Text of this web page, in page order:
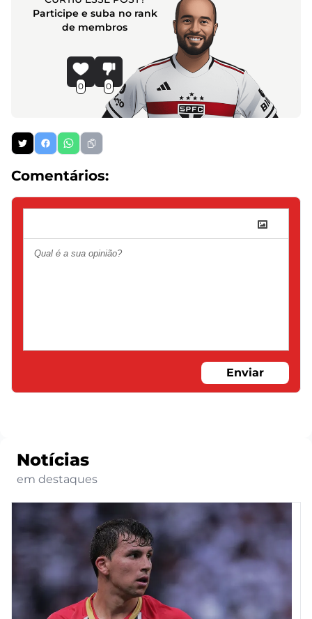
Participe e suba no rank
de membros
0 0
Comentários:
Enviar
Notícias
em destaques